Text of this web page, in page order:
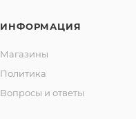
ИНФОРМАЦИЯ
Магазины
Политика
Вопросы и ответы